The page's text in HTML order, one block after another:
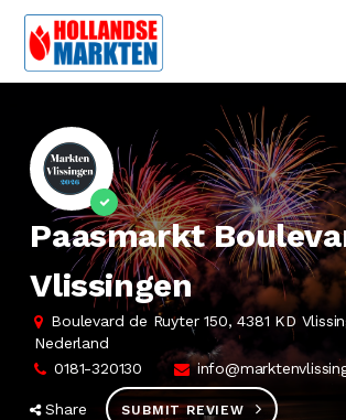
Paasmarkt
Vlissingen
Boulevard de Ruyter 150, 4381 KD
Nederland
0181-320130
Share SUBMIT REVIEW